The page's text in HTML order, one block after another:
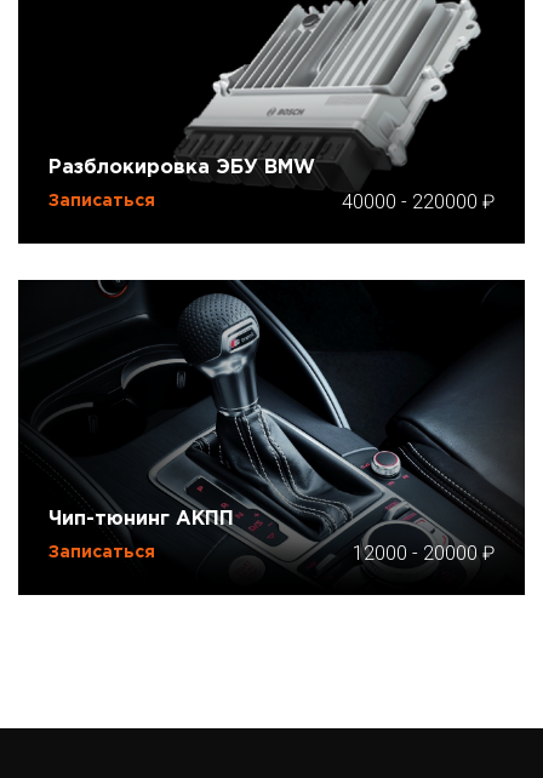
Разблокировка ЭБУ BMW
Записаться 40000 - 220000
Чип-тюнинг АКПП
Записаться 12000 - 20000